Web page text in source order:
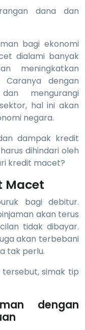
dana dan
bagi ekonomi
dialami banyak
meningkatkan
Caranya dengan
mengurangi
hal ini akan
negara.
dampak kredit
dihindari oleh
kredit macet?
Macet
bagi debitur.
akan terus
tidak dibayar.
akan terbebani
tak perlu.
tersebut, simak tip
dengan